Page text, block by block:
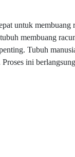
untuk
membuang
Tubuh
ini